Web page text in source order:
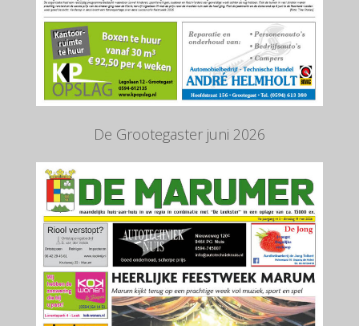
De Grootegaster juni 2026